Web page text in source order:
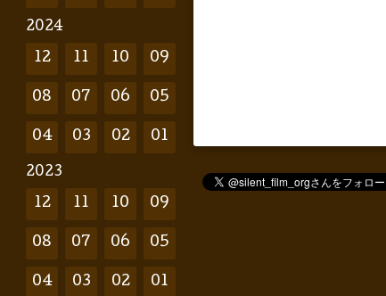
2024
12 11 10 09
08 07 06 05
04 03 02 01
2023
12 11 10 09
08 07 06 05
04 03 02 01